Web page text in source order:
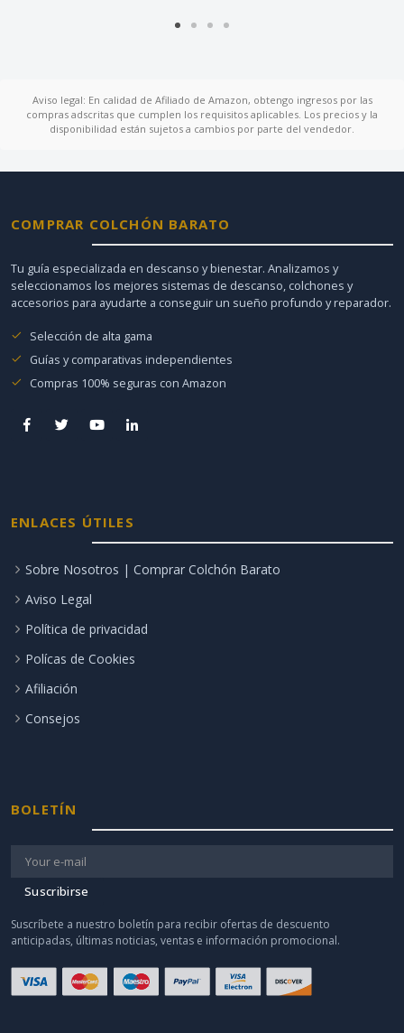
Aviso legal: En calidad de Afiliado de Amazon, obtengo ingresos por las
compras adscritas que cumplen los requisitos aplicables. Los precios y la
disponibilidad están sujetos a cambios por parte del vendedor.
COMPRAR COLCHÓN BARATO
Tu guía especializada en descanso y bienestar. Analizamos y
seleccionamos los mejores sistemas de descanso, colchones y
accesorios para ayudarte a conseguir un sueño profundo y reparador.
Selección de alta gama
Guías y comparativas independientes
Compras 100% seguras con Amazon
ENLACES ÚTILES
Sobre Nosotros | Comprar Colchón Barato
Aviso Legal
Política de privacidad
Polícas de Cookies
Afiliación
Consejos
BOLETÍN
Suscribirse
Suscríbete a nuestro boletín para recibir ofertas de descuento
anticipadas, últimas noticias, ventas e información promocional.